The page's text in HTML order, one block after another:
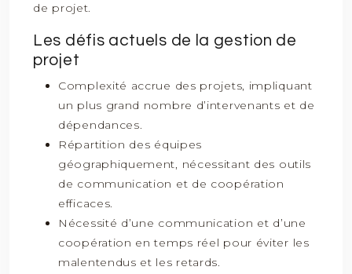
de projet.
Les défis actuels de la gestion de
projet
Complexité accrue des projets, impliquant
un plus grand nombre d’intervenants et de
dépendances.
Répartition des équipes
géographiquement, nécessitant des outils
de communication et de coopération
efficaces.
Nécessité d’une communication et d’une
coopération en temps réel pour éviter les
malentendus et les retards.